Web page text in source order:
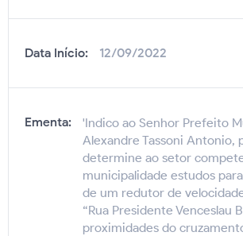
Data Início: 12/09/2022
Ementa:
'Indico ao Senhor Prefeito
Alexandre Tassoni Antonio,
determine ao setor
municipalidade estudos
de um redutor de
“Rua Presidente Venceslau
proximidades do